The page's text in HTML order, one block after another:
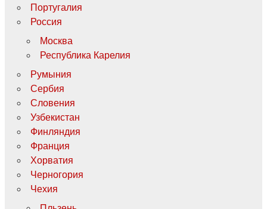
Португалия
Россия
Москва
Республика Карелия
Румыния
Сербия
Словения
Узбекистан
Финляндия
Франция
Хорватия
Черногория
Чехия